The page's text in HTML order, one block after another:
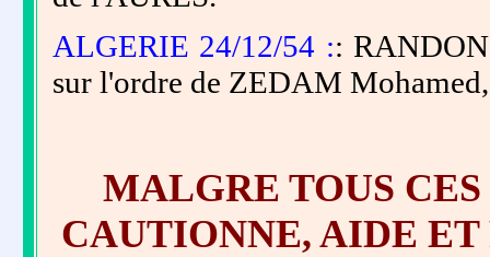
ALGERIE 24/12/54 ::
sur l'ordre de ZEDAM
MALGRE TOUS
CAUTIONNE, AIDE